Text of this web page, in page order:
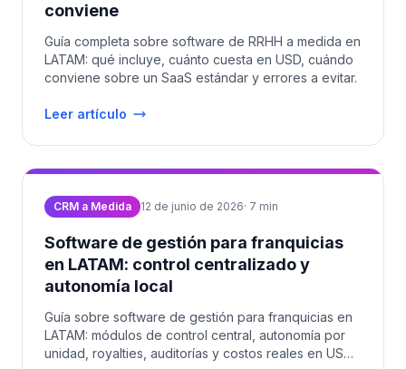
conviene
Guía completa sobre software de RRHH a medida en
LATAM: qué incluye, cuánto cuesta en USD, cuándo
conviene sobre un SaaS estándar y errores a evitar.
Leer artículo
CRM a Medida 12 de junio de 2026· 7 min
Software de gestión para franquicias
en LATAM: control centralizado y
autonomía local
Guía sobre software de gestión para franquicias en
LATAM: módulos de control central, autonomía por
unidad, royalties, auditorías y costos reales en USD